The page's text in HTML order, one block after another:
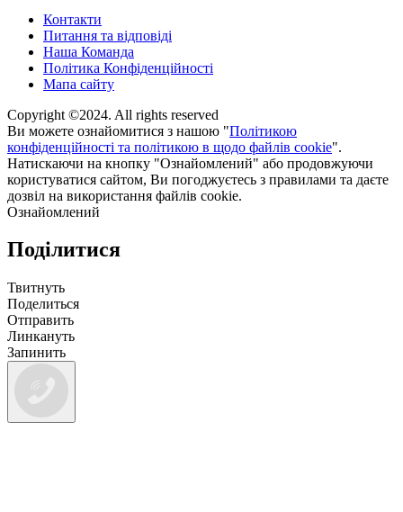
Контакти
Питання та відповіді
Наша Команда
Політика Конфіденційності
Мапа сайту
Copyright ©2024. All rights reserved
Ви можете ознайомитися з нашою "Політикою
конфіденційності та політикою в щодо файлів cookie".
Натискаючи на кнопку "Ознайомлений" або продовжуючи
користуватися сайтом, Ви погоджуєтесь з правилами та даєте
дозвіл на використання файлів cookie.
Ознайомлений
Поділитися
Твитнуть
Поделиться
Отправить
Линкануть
Запинить